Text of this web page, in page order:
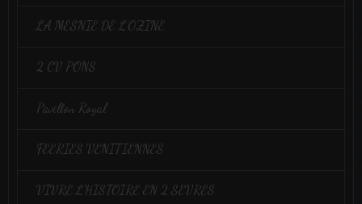
LA MESNIE DE L'OZINE
2 CV PONS
Pavillon Royal
FEERIES VENITIENNES
VIVRE L'HISTOIRE EN 2 SEVRES